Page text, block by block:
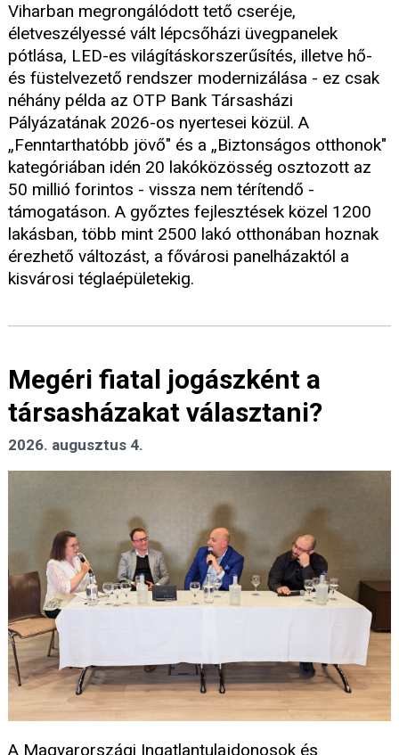
Viharban megrongálódott tető cseréje,
életveszélyessé vált lépcsőházi üvegpanelek
pótlása, LED-es világításkorszerűsítés, illetve hő-
és füstelvezető rendszer modernizálása - ez csak
néhány példa az OTP Bank Társasházi
Pályázatának 2026-os nyertesei közül. A
„Fenntarthatóbb jövő" és a „Biztonságos otthonok"
kategóriában idén 20 lakóközösség osztozott az
50 millió forintos - vissza nem térítendő -
támogatáson. A győztes fejlesztések közel 1200
lakásban, több mint 2500 lakó otthonában hoznak
érezhető változást, a fővárosi panelházaktól a
kisvárosi téglaépületekig.
Megéri fiatal jogászként a
társasházakat választani?
2026. augusztus 4.
A Magyarországi Ingatlantulajdonosok és